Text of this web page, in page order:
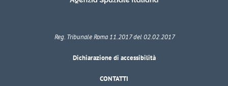
Reg. Tribunale Roma 11.2017 del 02.02.2017
Dichiarazione di accessibilità
CONTATTI